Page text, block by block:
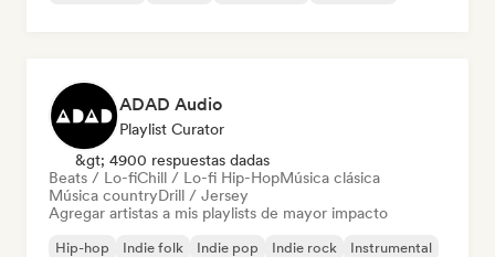
ADAD Audio
Playlist Curator
&gt; 4900 respuestas dadas
Beats / Lo-fiChill / Lo-fi Hip-HopMúsica clásica
Música countryDrill / Jersey
Agregar artistas a mis playlists de mayor impacto
Hip-hop Indie folk Indie pop Indie rock
Instrumental